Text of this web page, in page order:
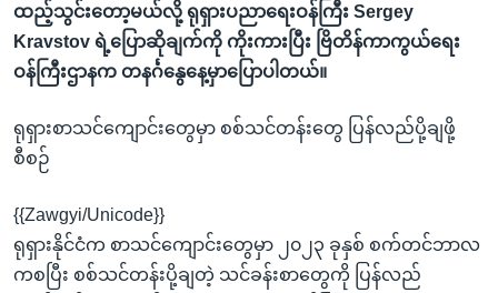
ကျော်
ရန်
ထည့်သွင်းတော့မယ်လို့ ရုရှားပညာရေးဝန်ကြီး Sergey
Kravstov ရဲ့ပြောဆိုချက်ကို ကိုးကားပြီး ဗြိတိန်ကာကွယ်ရေး
ဝန်ကြီးဌာနက တနင်္ဂနွေနေ့မှာပြောပါတယ်။
ရုရှားစာသင်ကျောင်းတွေမှာ စစ်သင်တန်းတွေ ပြန်လည်ပို့ချဖို့
စီစဉ်
{{Zawgyi/Unicode}}
ရုရှားနိုင်ငံက စာသင်ကျောင်းတွေမှာ ၂၀၂၃ ခုနှစ် စက်တင်ဘာလ
ကစပြီး စစ်သင်တန်းပို့ချတဲ့ သင်ခန်းစာတွေကို ပြန်လည်